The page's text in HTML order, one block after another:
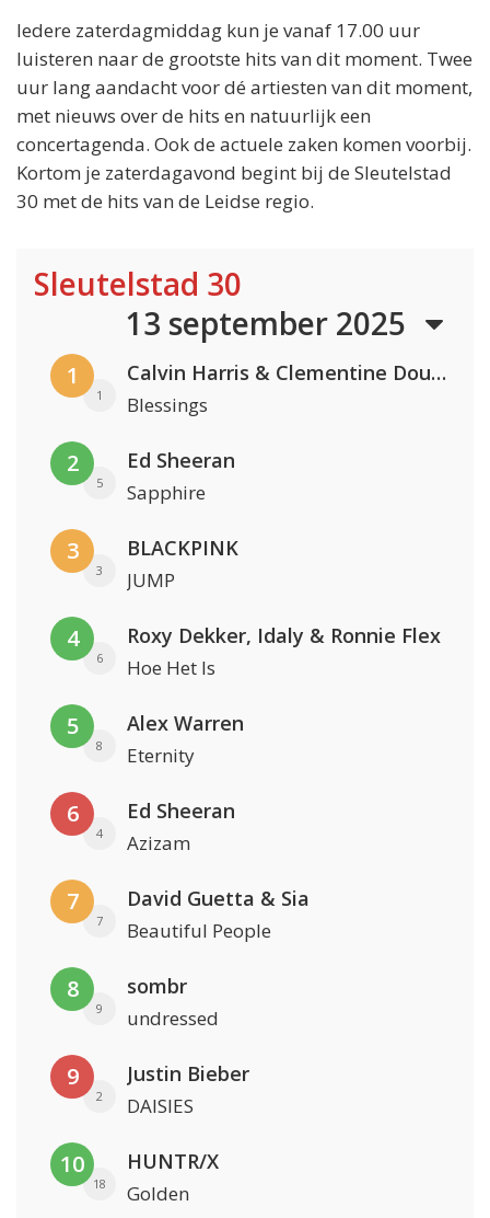
Iedere zaterdagmiddag kun je vanaf 17.00 uur
luisteren naar de grootste hits van dit moment. Twee
uur lang aandacht voor dé artiesten van dit moment,
met nieuws over de hits en natuurlijk een
concertagenda. Ook de actuele zaken komen voorbij.
Kortom je zaterdagavond begint bij de Sleutelstad
30 met de hits van de Leidse regio.
Sleutelstad 30
13 september 2025
1
1
Calvin Harris & Clementine Douglas
Blessings
2
5
Ed Sheeran
Sapphire
3
3
BLACKPINK
JUMP
4
6
Roxy Dekker, Idaly & Ronnie Flex
Hoe Het Is
5
8
Alex Warren
Eternity
6
4
Ed Sheeran
Azizam
7
7
David Guetta & Sia
Beautiful People
8
9
sombr
undressed
9
2
Justin Bieber
DAISIES
10
18
HUNTR/X
Golden